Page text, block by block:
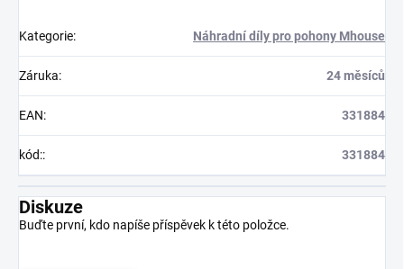
Kategorie: Náhradní díly pro pohony Mhouse
Záruka: 24 měsíců
EAN: 331884
kód:: 331884
Diskuze
Buďte první, kdo napíše příspěvek k této položce.